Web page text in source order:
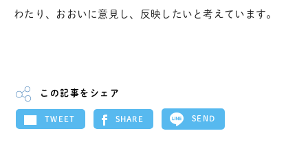
わたり、おおいに意見し、反映したいと考えています。
この記事をシェア
TWEET SHARE SEND